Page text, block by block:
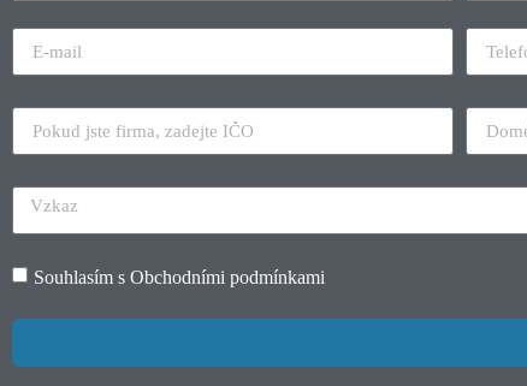
Souhlasím s Obchodními podmínkami